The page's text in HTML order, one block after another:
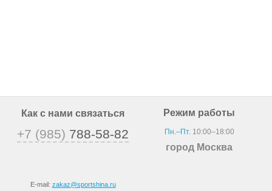
Как с нами связаться
+7 (985) 788-58-82
E-mail: zakaz@sportshina.ru
Режим работы
Пн.–Пт.10:00–18:00
город Москва